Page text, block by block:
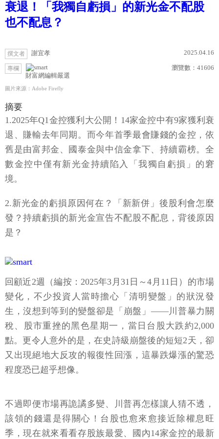
衰退！「我獨自虧損」的新光金不配股
也不配息？
撰文者 謝宜孝 2025.04.16
專欄
財富網編輯嚴選
瀏覽數： 41606
圖片來源：Adobe Firefly
摘要
1.2025年Q1金控獲利大公開！14家金控中有9家獲利衰
退、賺輸去年同期。而今年首季最會賺錢的金控，依
舊是由富邦金、國泰金與中信金拿下、持續霸榜。全
數金控中僅有新光金持續陷入「我獨自虧損」的窘
境。
2.新光金的虧損原因何在？「新新併」後股利會怎麼
發？持續虧損的新光金宣告不配股不配息，背後原因
是？
回顧近2週（編按：2025年3月31日～4月11日）的市場
變化，不少投資人當時擔心「清明變盤」的狀況發
生，沒想到等到的變盤卻是「崩盤」——川普暴力關
稅、股市重挫的黑色星期一，當日台股大跌約2,000
點。更令人意外的是，在史詩級崩盤後的短短2天，卻
又出現絕地大反攻的報復性回漲，這暴跌爆漲的驚恐
程度恐已超乎想像。
不過即便市場再詭譎多變、川普再怎樣讓人猜不透，
該領的錢還是得關心！台股也愈來愈接近除權息旺
季，現在就來看看存股族最愛、國內14家金控的最新